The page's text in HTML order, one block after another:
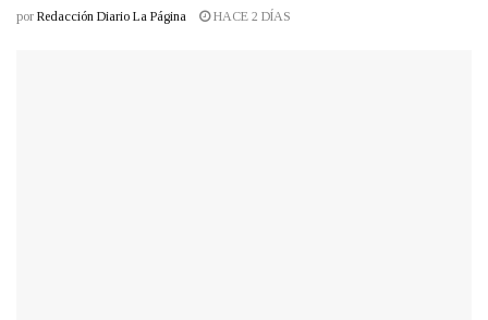
por Redacción Diario La Página HACE 2 DÍAS